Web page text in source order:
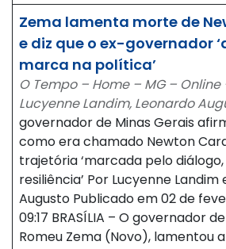
Zema lamenta morte de
e diz que o ex-governador
marca na política’
O Tempo – Home – MG –
Lucyenne Landim, Leonardo
governador de Minas Gerais
como era chamado Newton
trajetória ‘marcada pelo
resiliência’ Por Lucyenne Landim
Augusto Publicado em 02 de
09:17 BRASÍLIA – O governador
Romeu Zema (Novo), lamentou